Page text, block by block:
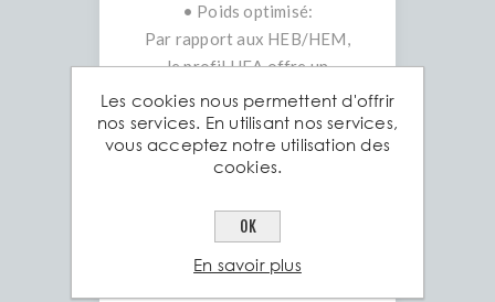
• Poids optimisé:
Par rapport aux HEB/HEM,
le profil HEA offre un
compromis robuste/léger,
réduisant les coûts de
transport et de levage.
• Polyvalence
Faciles à souder, boulonner
et intégrer avec plaques,
Les cookies nous permettent d'offrir
nos services. En utilisant nos services,
vous acceptez notre utilisation des
cookies.
OK
En savoir plus